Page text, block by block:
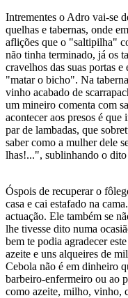
Intrementes o Adro vai-se
quelhas e tabernas, onde
aflições que o "saltipilha"
não tinha terminado, já os
cravelhos das suas portas
"matar o bicho". Na
vinho acabado de
um mineiro comenta com
acontecer aos presos é
par de lambadas, que
saber como a mulher dele
lhas!...", sublinhando o
Óspois de recuperar o
casa e cai estafado na
actuação. Ele também se
lhe tivesse dito numa
bem te podia agradecer
azeite e uns alqueires de
Cebola não é em dinheiro
barbeiro-enfermeiro ou ao
como azeite, milho, vinho,